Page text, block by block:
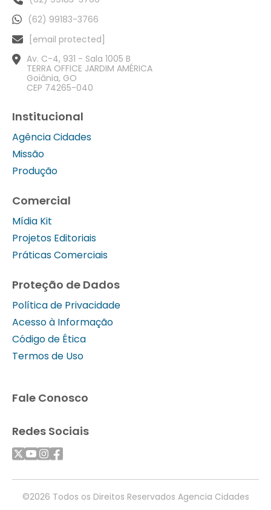
(62) 99183-3766
[email protected]
Av. C-4, 931 - Sala 1005 B
TERRA OFFICE JARDIM AMÉRICA
Goiânia, GO
CEP 74265-040
Institucional
Agência Cidades
Missão
Produção
Comercial
Mídia Kit
Projetos Editoriais
Práticas Comerciais
Proteção de Dados
Política de Privacidade
Acesso à Informação
Código de Ética
Termos de Uso
Fale Conosco
Redes Sociais
©2026 Todos os Direitos Reservados Agencia Cidades